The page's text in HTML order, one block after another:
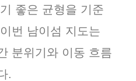
좋은 균형을 기준
번 남이섬 지도는
분위기와 이동 흐름
.